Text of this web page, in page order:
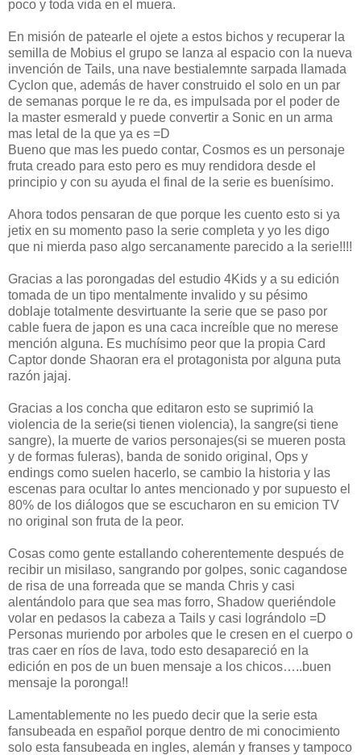
poco y toda vida en el muera.
En misión de patearle el ojete a estos bichos y recuperar la
semilla de Mobius el grupo se lanza al espacio con la nueva
invención de Tails, una nave bestialemnte sarpada llamada
Cyclon que, además de haver construido el solo en un par
de semanas porque le re da, es impulsada por el poder de
la master esmerald y puede convertir a Sonic en un arma
mas letal de la que ya es =D
Bueno que mas les puedo contar, Cosmos es un personaje
fruta creado para esto pero es muy rendidora desde el
principio y con su ayuda el final de la serie es buenísimo.
Ahora todos pensaran de que porque les cuento esto si ya
jetix en su momento paso la serie completa y yo les digo
que ni mierda paso algo sercanamente parecido a la serie!!!!
Gracias a las porongadas del estudio 4Kids y a su edición
tomada de un tipo mentalmente invalido y su pésimo
doblaje totalmente desvirtuante la serie que se paso por
cable fuera de japon es una caca increíble que no merese
mención alguna. Es muchísimo peor que la propia Card
Captor donde Shaoran era el protagonista por alguna puta
razón jajaj.
Gracias a los concha que editaron esto se suprimió la
violencia de la serie(si tienen violencia), la sangre(si tiene
sangre), la muerte de varios personajes(si se mueren posta
y de formas fuleras), banda de sonido original, Ops y
endings como suelen hacerlo, se cambio la historia y las
escenas para ocultar lo antes mencionado y por supuesto el
80% de los diálogos que se escucharon en su emicion TV
no original son fruta de la peor.
Cosas como gente estallando coherentemente después de
recibir un misilaso, sangrando por golpes, sonic cagandose
de risa de una forreada que se manda Chris y casi
alentándolo para que sea mas forro, Shadow queriéndole
volar en pedasos la cabeza a Tails y casi lográndolo =D
Personas muriendo por arboles que le cresen en el cuerpo o
tras caer en ríos de lava, todo esto desapareció en la
edición en pos de un buen mensaje a los chicos…..buen
mensaje la poronga!!
Lamentablemente no les puedo decir que la serie esta
fansubeada en español porque dentro de mi conocimiento
solo esta fansubeada en ingles, alemán y franses y tampoco